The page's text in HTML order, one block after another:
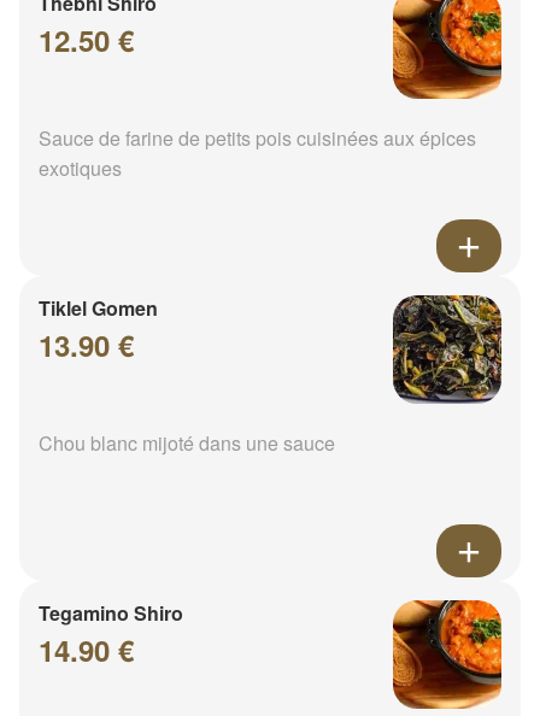
12.50 €
Sauce de farine de petits pois cuisinées aux épices
exotiques
Tiklel Gomen
13.90 €
Chou blanc mijoté dans une sauce
Tegamino Shiro
14.90 €